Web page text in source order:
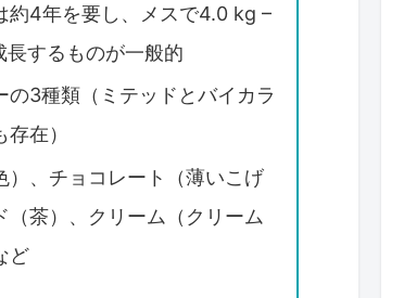
約4年を要し、メスで4.0 kg –
するものが一般的
3種類（ミテッドとバイカラ
在）
、チョコレート（薄いこげ
茶）、クリーム（クリーム
ど